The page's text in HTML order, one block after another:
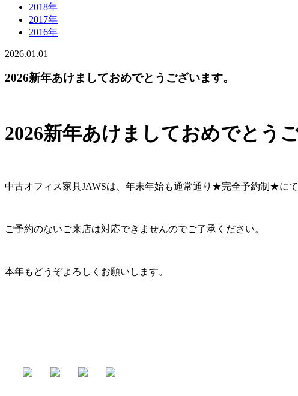
2018年
2017年
2016年
2026.01.01
2026新年あけましておめでとうございます。
2026新年あけましておめでとう
中古オフィス家具JAWSは、年末年始も通常通り★完全予約制★にて
ご予約のないご来店は対応できませんのでご了承ください。
本年もどうぞよろしくお願いします。